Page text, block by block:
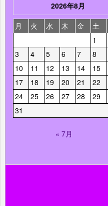
2026年8月
月
火 水 木 金 土
1
3
4 5 6 7 8
10
11 12 13 14 15
17
18 19 20 21 22
24
25 26 27 28 29
31
« 7月